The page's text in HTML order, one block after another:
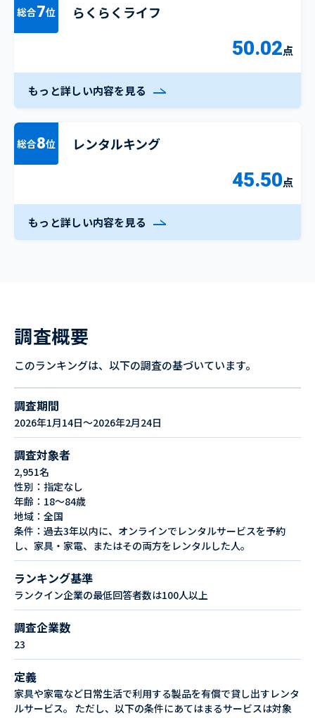
総合7位 らくらくライフ
50.02点
もっと詳しい内容を見る
総合8位 レンタルキング
45.50点
もっと詳しい内容を見る
調査概要
このランキングは、以下の調査の基づいています。
調査期間
2026年1月14日～2026年2月24日
調査対象者
2,951名
性別：指定なし
年齢：18～84歳
地域：全国
条件：過去3年以内に、オンラインでレンタルサービスを予約
し、家具・家電、またはその両方をレンタルした人。
ランキング基準
ランクイン企業の最低回答者数は100人以上
調査企業数
23
定義
家具や家電など日常生活で利用する製品を有償で貸し出すレンタ
ルサービス。 ただし、以下の条件にあてはまるサービスは対象